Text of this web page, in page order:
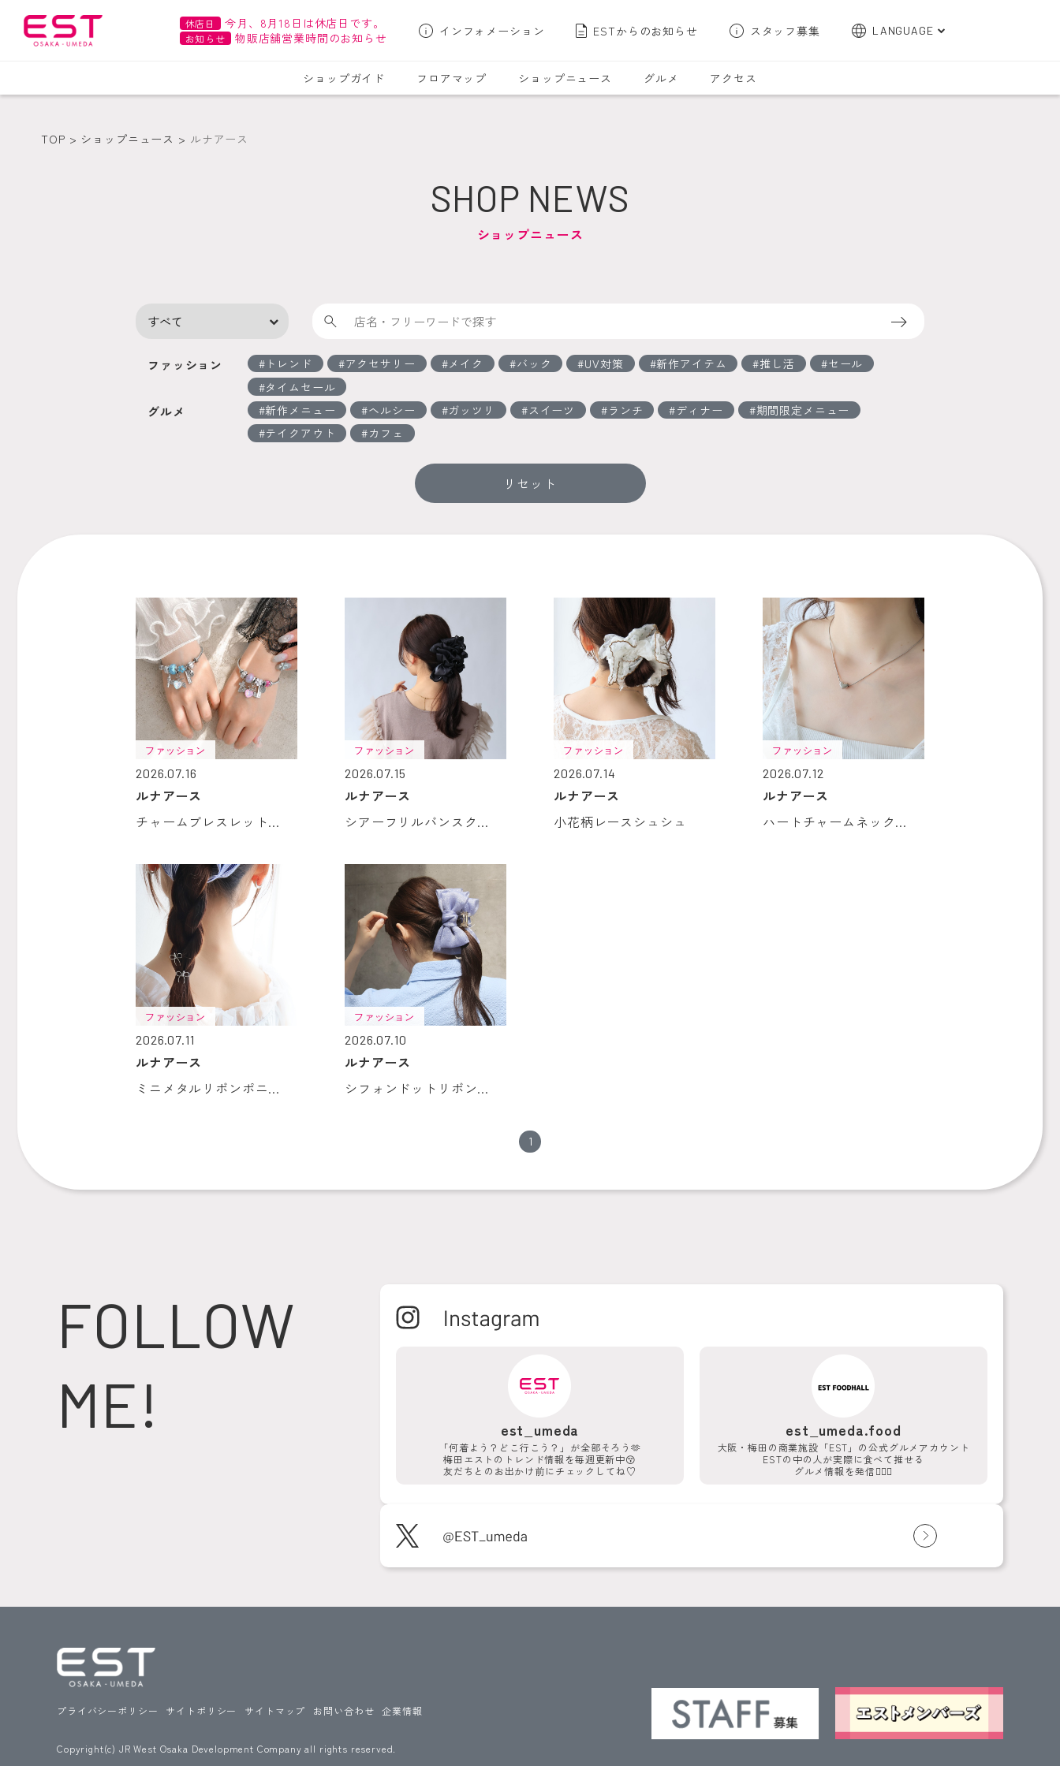
休店日 今月、8月18日は休店日です。
お知らせ 物販店舗営業時間のお知らせ インフォメーション ESTからのお知らせ スタッフ募集 LANGUAGE
한국어
ショップガイド フロアマップ ショップニュース グルメ アクセス
TOP ショップニュース ルナアース
SHOP NEWS
ショップニュース
検索
ファッション トレンド アクセサリー メイク バック UV対策 新作アイテム 推し活
セール
タイムセール
グルメ 新作メニュー ヘルシー ガッツリ スイーツ ランチ ディナー
期間限定メニュー
テイクアウト
カフェ
リセット
ファッション
2026.07.16
ルナアース
チャームブレスレット...
ファッション
2026.07.15
ルナアース
シアーフリルバンスク...
ファッション
2026.07.14
ルナアース
小花柄レースシュシュ
ファッション
2026.07.12
ルナアース
ハートチャームネック...
ファッション
2026.07.11
ルナアース
ミニメタルリボンポニ...
ファッション
2026.07.10
ルナアース
シフォンドットリボン...
1
FOLLOW
ME!
est_umeda
「何着よう？どこ行こう？」が全部そろう🫶
梅田エストのトレンド情報を毎週更新中😚
友だちとのお出かけ前にチェックしてね♡
est_umeda.food
大阪・梅田の商業施設「EST」の公式グルメアカウント
ESTの中の人が実際に食べて推せる
グルメ情報を発信💁‍♀️✨
プライバシーポリシー サイトポリシー サイトマップ お問い合わせ 企業情報
Copyright(c) JR West Osaka Development Company all rights reserved.